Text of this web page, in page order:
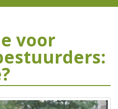
voor